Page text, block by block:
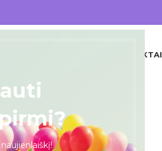
VISI PRODUKTAI